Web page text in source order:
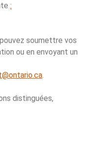
:
soumettre vos
ou en envoyant un
distinguées,